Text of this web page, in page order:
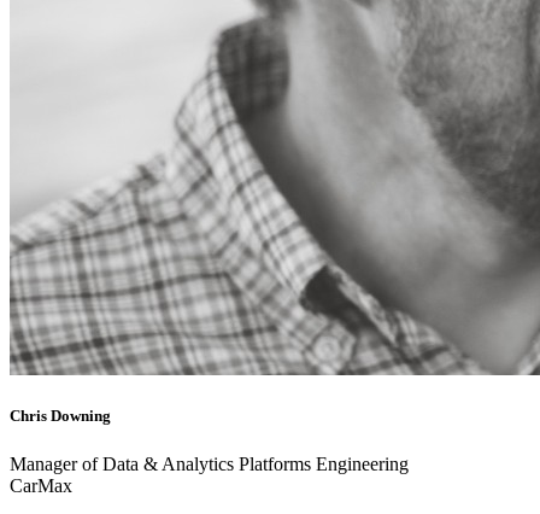
Chris Downing
Manager of Data & Analytics Platforms Engineering
CarMax